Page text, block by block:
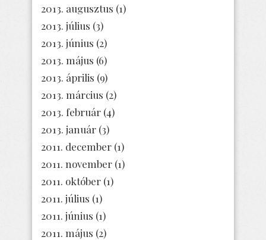
2013. augusztus (1)
2013. július (3)
2013. június (2)
2013. május (6)
2013. április (9)
2013. március (2)
2013. február (4)
2013. január (3)
2011. december (1)
2011. november (1)
2011. október (1)
2011. július (1)
2011. június (1)
2011. május (2)